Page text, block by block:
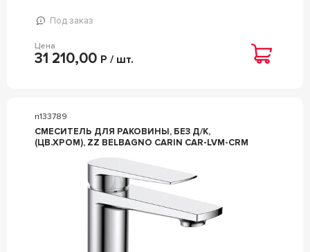
Под заказ
Цена
31 210,00 Р / шт.
n133789
СМЕСИТЕЛЬ ДЛЯ РАКОВИНЫ, БЕЗ Д/К,
(ЦВ.ХРОМ), ZZ BELBAGNO CARIN CAR-LVM-CRM